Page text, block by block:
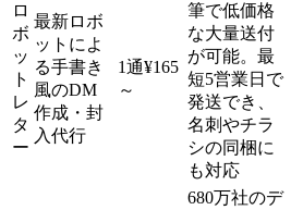
ロ
ボ
ッ
ト
レ
タ
ー
最新ロボ
ットによ
る手書き
風のDM
作成・封
入代行
1通¥165
～
筆で低価格
な大量送付
が可能。最
短5営業日で
発送でき、
名刺やチラ
シの同梱に
も対応
680万社のデ